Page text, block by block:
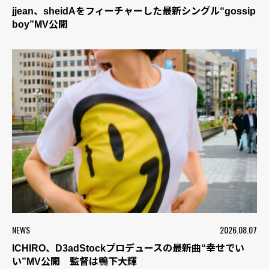
jjean、sheidAをフィーチャーした最新シングル“gossip
boy”MV公開
NEWS 2026.08.07
ICHIRO、D3adStockプロデュースの最新曲“幸せでい
い”MV公開 監督は鴨下大輝